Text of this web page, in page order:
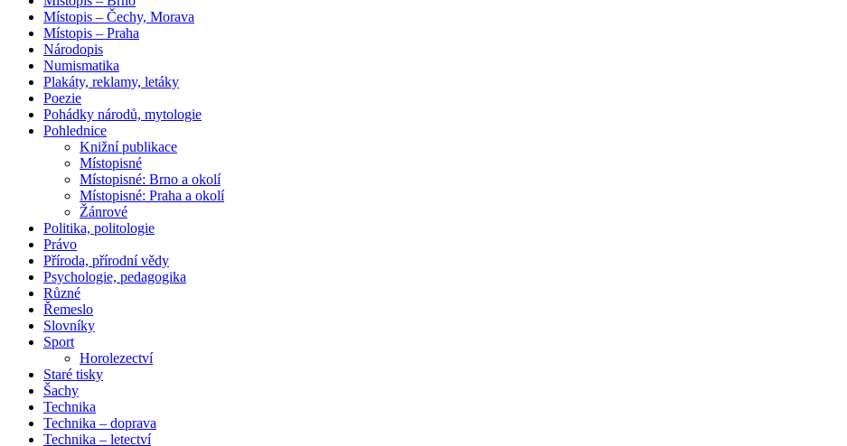
Místopis – Čechy, Morava
Místopis – Praha
Národopis
Numismatika
Plakáty, reklamy, letáky
Poezie
Pohádky národů, mytologie
Pohlednice
Knižní publikace
Místopisné
Místopisné: Brno a okolí
Místopisné: Praha a okolí
Žánrové
Politika, politologie
Právo
Příroda, přírodní vědy
Psychologie, pedagogika
Různé
Řemeslo
Slovníky
Sport
Horolezectví
Staré tisky
Šachy
Technika
Technika – doprava
Technika – letectví